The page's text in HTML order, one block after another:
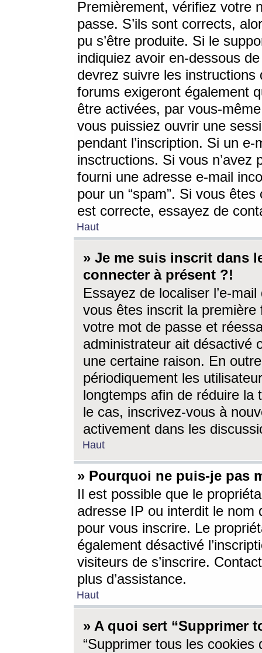
Premièrement, vérifiez votre
passe. S’ils sont corrects,
pu s’être produite. Si le
indiquiez avoir en-dessous
devrez suivre les
forums exigeront également
être activées, par vous-
vous puissiez ouvrir une
pendant l’inscription. Si un
insctructions. Si vous n’avez
fourni une adresse e-mail
pour un “spam”. Si vous
est correcte, essayez de
Haut
» Je me suis inscrit dans
connecter à présent ?!
Essayez de localiser l’e-
vous êtes inscrit la première
votre mot de passe et
administrateur ait désactivé
une certaine raison. En
périodiquement les
longtemps afin de réduire la
le cas, inscrivez-vous à
activement dans les
Haut
» Pourquoi ne puis-je pas
Il est possible que le
adresse IP ou interdit le nom
pour vous inscrire. Le
également désactivé
visiteurs de s’inscrire.
plus d’assistance.
Haut
» A quoi sert “Supprimer
“Supprimer tous les cookies